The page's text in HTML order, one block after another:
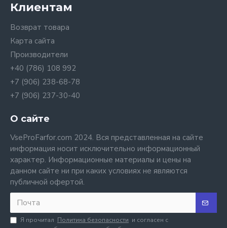
Клиентам
Возврат товара
Карта сайта
Производители
+40 (786) 108 992
+7 (906) 238-68-78
+7 (906) 237-30-40
О сайте
VseProFarfor.com 2024. Вся представленная на сайте
информация носит исключительно информационный
характер. Информационные материалы и цены на
данном сайте ни при каких условиях не являются
публичной офертой.
Я прочитал Политика безопасности и согласен с